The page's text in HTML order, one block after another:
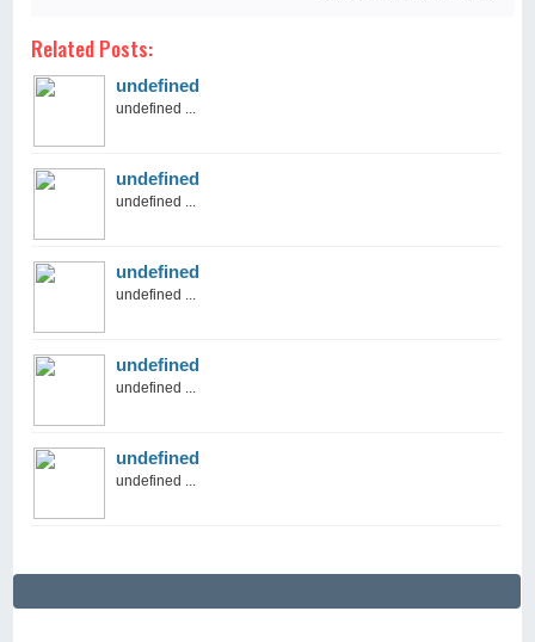
Related Posts:
undefined
undefined ...
undefined
undefined ...
undefined
undefined ...
undefined
undefined ...
undefined
undefined ...